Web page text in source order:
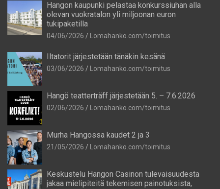
Hangon kaupunki pelastaa konkurssiuhan alla
olevan vuokratalon yli miljoonan euron
tukipaketilla
04/06/2026 Lomahanko.com/toimitus
Iltatorit järjestetään tänäkin kesänä
03/06/2026 Lomahanko.com/toimitus
Hangö teatterträff järjestetään 5. – 7.6.2026
02/06/2026 Lomahanko.com/toimitus
Murha Hangossa kaudet 2 ja 3
21/05/2026 Lomahanko.com/toimitus
Keskustelu Hangon Casinon tulevaisuudesta
jakaa mielipiteitä tekemisen painotuksista,